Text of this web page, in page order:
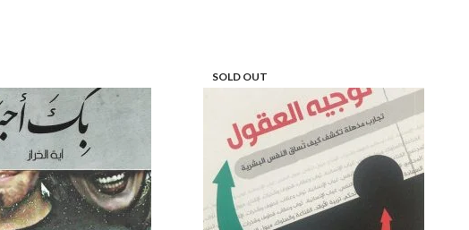
SOLD OUT